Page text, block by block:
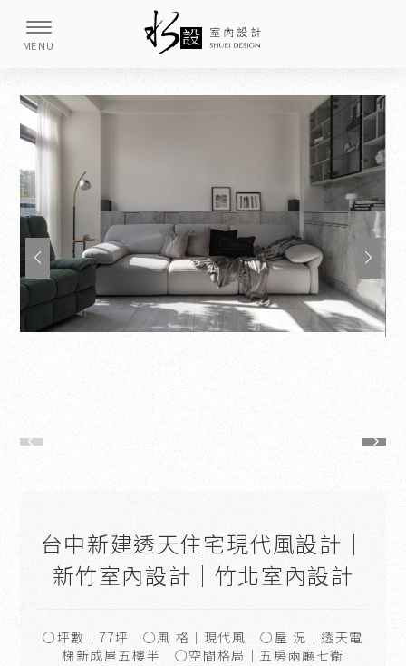
台中新建透天住宅現代風設計｜
新竹室內設計｜竹北室內設計
○坪數｜77坪 ○風 格｜現代風 ○屋 況｜透天電
梯新成屋五樓半 ○空間格局｜五房兩廳七衛